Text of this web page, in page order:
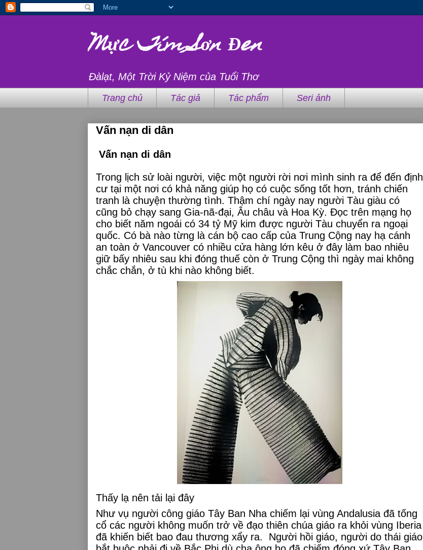
Mực Tím Sơn Đen
Đàlạt, Một Trời Kỷ Niệm của Tuổi Thơ
Trang chủ Tác giả Tác phẩm Seri ảnh
Vấn nạn di dân
Vấn nạn di dân
Trong lịch sử loài người, việc một người rời nơi mình sinh ra để đến định
cư tại một nơi có khả năng giúp họ có cuộc sống tốt hơn, tránh chiến
tranh là chuyện thường tình. Thậm chí ngày nay người Tàu giàu có
cũng bỏ chạy sang Gia-nã-đại, Âu châu và Hoa Kỳ. Đọc trên mạng họ
cho biết năm ngoái có 34 tỷ Mỹ kim được người Tàu chuyển ra ngoại
quốc. Có bà nào từng là cán bộ cao cấp của Trung Cộng nay hạ cánh
an toàn ở Vancouver có nhiều cửa hàng lớn kêu ở đây làm bao nhiêu
giữ bấy nhiêu sau khi đóng thuế còn ở Trung Cộng thì ngày mai không
chắc chắn, ở tù khi nào không biết.
Thấy lạ nên tải lại đây
Như vụ người công giáo Tây Ban Nha chiếm lại vùng Andalusia đã tống
cổ các người không muốn trở về đạo thiên chúa giáo ra khỏi vùng Iberia
đã khiến biết bao đau thương xẩy ra.
Người hồi giáo, người do thái giáo